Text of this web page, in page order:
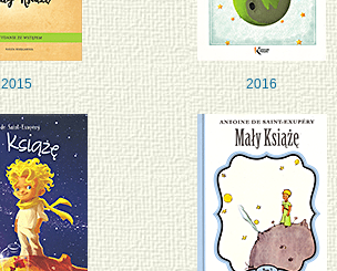
2015 2016